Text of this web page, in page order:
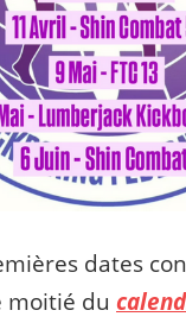
dates
moitié du